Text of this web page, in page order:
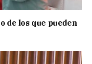
de los que pueden